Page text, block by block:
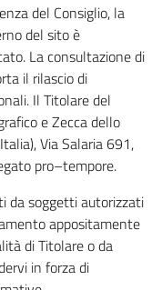
del Consiglio, la
del sito è
La consultazione di
il rilascio di
Il Titolare del
e Zecca dello
Via Salaria 691,
pro–tempore.
da soggetti autorizzati
appositamente
di Titolare o da
in forza di